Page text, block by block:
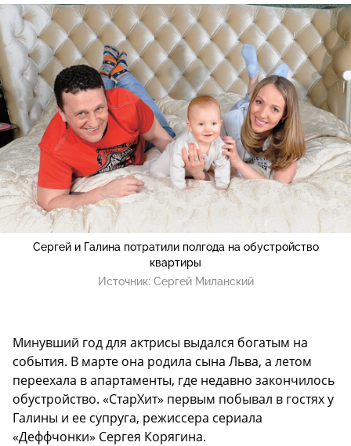
Сергей и Галина потратили полгода на обустройство
квартиры
Источник: Сергей Миланский
Минувший год для актрисы выдался богатым на
события. В марте она родила сына Льва, а летом
переехала в апартаменты, где недавно закончилось
обустройство. «СтарХит» первым побывал в гостях у
Галины и ее супруга, режиссера сериала
«Деффчонки» Сергея Корягина.